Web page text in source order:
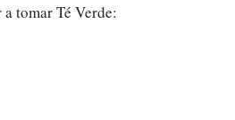
tomar Té Verde: